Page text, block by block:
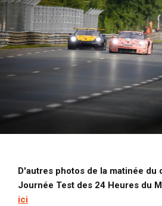
i
p
a
l
D'autres photos de la matinée du
Journée Test des 24 Heures du
ici